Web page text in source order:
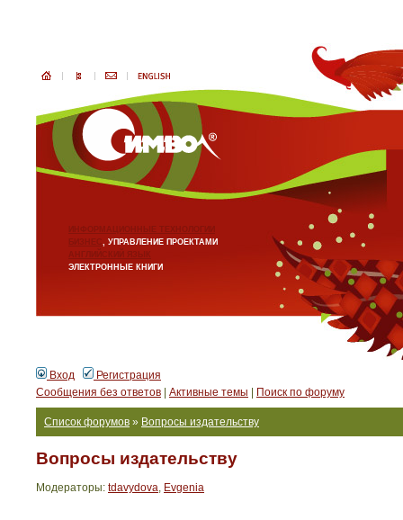
ИНФОРМАЦИОННЫЕ ТЕХНОЛОГИИ
БИЗНЕС, УПРАВЛЕНИЕ ПРОЕКТАМИ
АНГЛИЙСКИЙ ЯЗЫК
ЭЛЕКТРОННЫЕ КНИГИ
Вход
Регистрация
Сообщения без ответов
Активные темы Поиск по форуму
Список форумов » Вопросы издательству
Вопросы издательству
Модераторы: tdavydova, Evgenia